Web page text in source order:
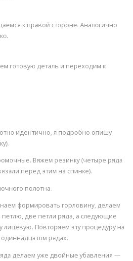
к правой стороне. Аналогично
готовую деталь и переходим к
идентично, я подробно опишу
Вяжем резинку (четыре ряда
перед этим на спинке).
полотна.
формировать горловину, делаем
две петли ряда, а следующие
лицевую. Повторяем эту процедуру на
рядах.
делаем уже двойные убавления —